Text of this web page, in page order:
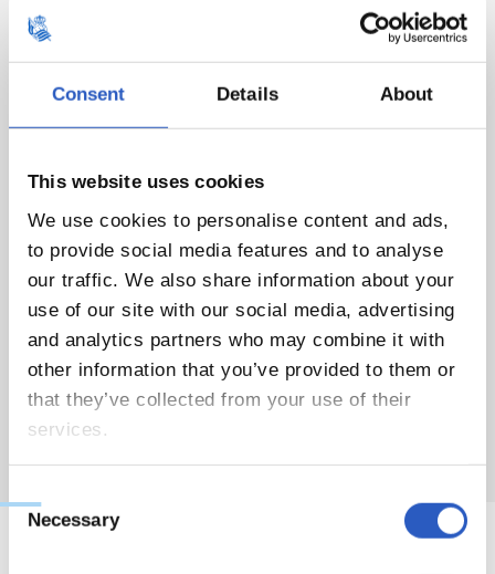
Consent Details About
This website uses cookies
We use cookies to personalise content and ads,
to provide social media features and to analyse
our traffic. We also share information about your
use of our site with our social media, advertising
and analytics partners who may combine it with
other information that you’ve provided to them or
that they’ve collected from your use of their
services.
Selection
Necessary
Marrero, Mirari Uria e Intza Egiguren acudieron al centro
hospitalario para estar con los peques y trasladarles, tanto
a ellos como a sus familias, la mayor de las fuerzas y a sus
para hacer entrega de los premios a los ganadores del
Concurso de Redacción organizado por la sección de
pediatría del hospital.